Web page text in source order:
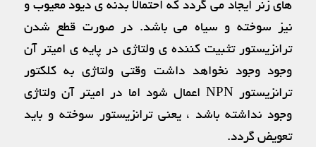
های زنر ایجاد می گردد که احتمالا بدنه ی دیود معیوب و
نیز سوخته و سیاه می باشد. در صورت قطع شدن
ترانزیستور تثبیت کننده ی ولتاژی در پایه ی امیتر آن
وجود وجود نخواهد داشت وقتی ولتاژی به کلکتور
ترانزیستور NPN اعمال شود اما در امیتر آن ولتاژی
وجود نداشته باشد ، یعنی ترانزیستور سوخته و باید
تعویض گردد.